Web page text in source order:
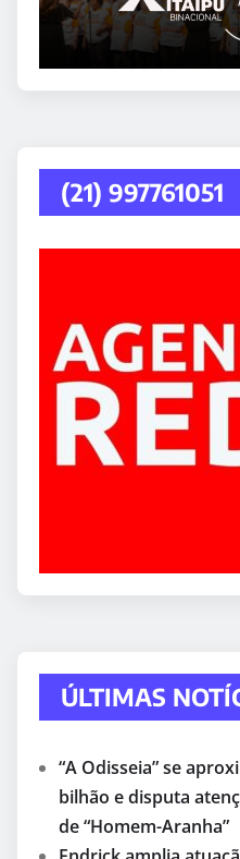
(21) 997761051
ÚLTIMAS
“A Odisseia” se
bilhão e disputa
de “Homem-Aranha”